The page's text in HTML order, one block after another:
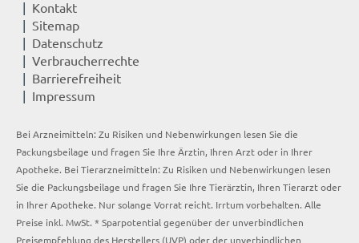
Kontakt
Sitemap
Datenschutz
Verbraucherrechte
Barrierefreiheit
Impressum
Bei Arzneimitteln: Zu Risiken und Nebenwirkungen lesen Sie die
Packungsbeilage und fragen Sie Ihre Ärztin, Ihren Arzt oder in Ihrer
Apotheke. Bei Tierarzneimitteln: Zu Risiken und Nebenwirkungen lesen
Sie die Packungsbeilage und fragen Sie Ihre Tierärztin, Ihren Tierarzt oder
in Ihrer Apotheke. Nur solange Vorrat reicht. Irrtum vorbehalten. Alle
Preise inkl. MwSt. * Sparpotential gegenüber der unverbindlichen
Preisempfehlung des Herstellers (UVP) oder der unverbindlichen